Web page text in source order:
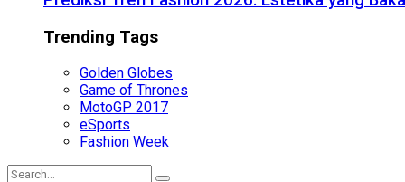
Trending Tags
Golden Globes
Game of Thrones
MotoGP 2017
eSports
Fashion Week